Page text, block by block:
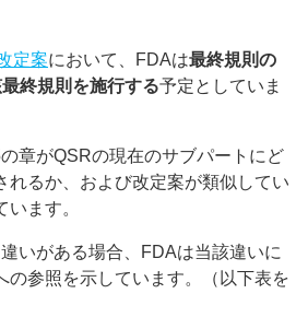
定案において、FDAは最終規則の
終規則を施行する予定としていま
章がQSRの現在のサブパートにど
れるか、および改定案が類似してい
ます。
いがある場合、FDAは当該違いに
の参照を示しています。（以下表を